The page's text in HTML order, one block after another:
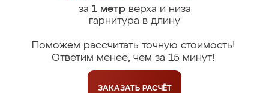
за 1 метрверха и низа
гарнитура в длину
Поможем рассчитать точную стоимость!
Ответим менее, чем за 15 минут!
ЗАКАЗАТЬ РАСЧЁТ